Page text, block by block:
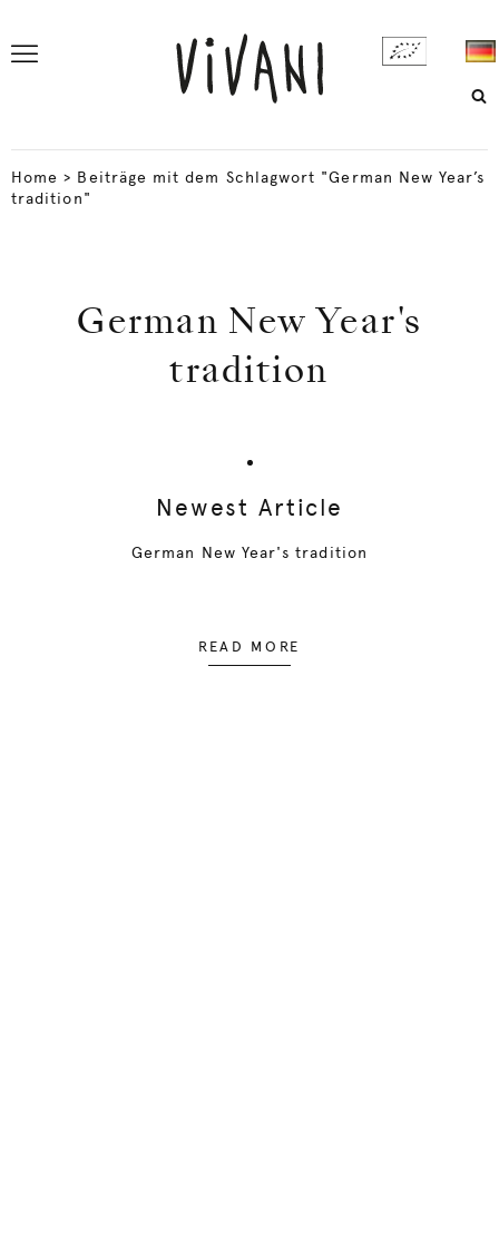
Home > Beiträge mit dem Schlagwort "German New Year’s
tradition"
German New Year's
tradition
Newest Article
German New Year's tradition
READ MORE